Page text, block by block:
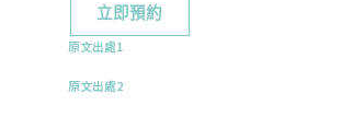
原文出處1
原文出處2